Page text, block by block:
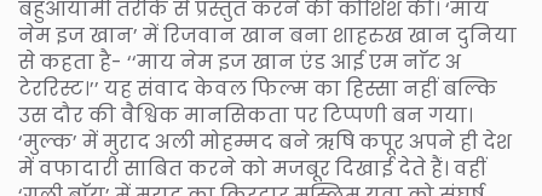
बहुआयामी तरीके से प्रस्तुत करने की कोशिश की। ‘माय
नेम इज खान’ में रिजवान खान बना शाहरुख खान दुनिया
से कहता है- ‘‘माय नेम इज खान एंड आई एम नाॅट अ
टेररिस्ट।’’ यह संवाद केवल फिल्म का हिस्सा नहीं बल्कि
उस दौर की वैश्विक मानसिकता पर टिप्पणी बन गया।
‘मुल्क’ में मुराद अली मोहम्मद बने ऋषि कपूर अपने ही देश
में वफादारी साबित करने को मजबूर दिखाई देते हैं। वहीं